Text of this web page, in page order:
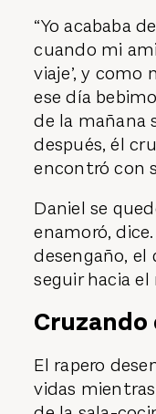
“Yo acababa
cuando mi
viaje’, y como
ese día
de la mañana
después, él
encontró con
Daniel se
enamoró,
desengaño,
seguir hacia
Cruzando
El rapero
vidas